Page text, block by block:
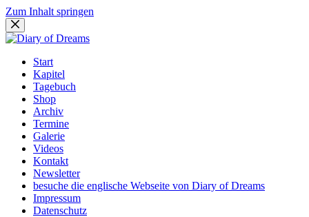
Zum Inhalt springen
Start
Kapitel
Tagebuch
Shop
Archiv
Termine
Galerie
Videos
Kontakt
Newsletter
besuche die englische Webseite von Diary of Dreams
Impressum
Datenschutz